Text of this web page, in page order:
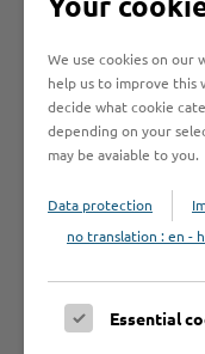
an?
Welche
Unterlagen
We use cookies on our
help us to improve this
decide what cookie
depending on your
may be avaiable to you.
Data protection
no translation : en -
Essential